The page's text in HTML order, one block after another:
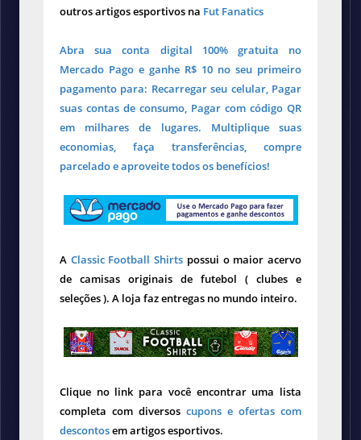
outros artigos esportivos na Fut Fanatics
Abra sua conta digital 100% gratuita no
Mercado Pago e ganhe R$ 10 no seu primeiro
pagamento para: Recarregar seu celular, Pagar
suas contas de consumo, Pagar com código QR
em milhares de lugares. Multiplique suas
economias, faça transferências, compre
parcelado e aproveite todos os benefícios!
A Classic Football Shirts possui o maior acervo
de camisas originais de futebol ( clubes e
seleções ). A loja faz entregas no mundo inteiro.
Clique no link para você encontrar uma lista
completa com diversos cupons e ofertas com
descontosem artigos esportivos.